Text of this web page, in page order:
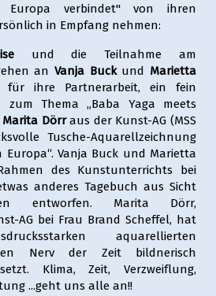
verbindet" von ihren
in Empfang nehmen:
und die Teilnahme am
an Vanja Buckund Marietta
für ihre Partnerarbeit, ein fein
zum Thema „Baba Yaga meets
Marita Dörraus der Kunst-AG (MSS
Tusche-Aquarellzeichnung
Europa“. Vanja Buck und Marietta
des Kunstunterrichts bei
anderes Tagebuch aus Sicht
entworfen. Marita Dörr,
AG bei Frau Brand Scheffel, hat
aquarellierten
Nerv der Zeit bildnerisch
Klima, Zeit, Verzweiflung,
...geht uns alle an!!